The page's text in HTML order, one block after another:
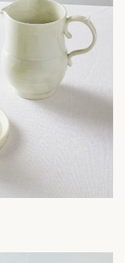
長野県上田市
鉄彩=約283g 白釉=約
276g
銀彩=約138mm 白釉=約
135mm
鉄彩=約226mm 白釉=約
227mm